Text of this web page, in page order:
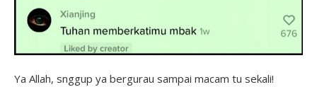
Ya Allah, snggup ya bergurau sampai macam tu sekali!